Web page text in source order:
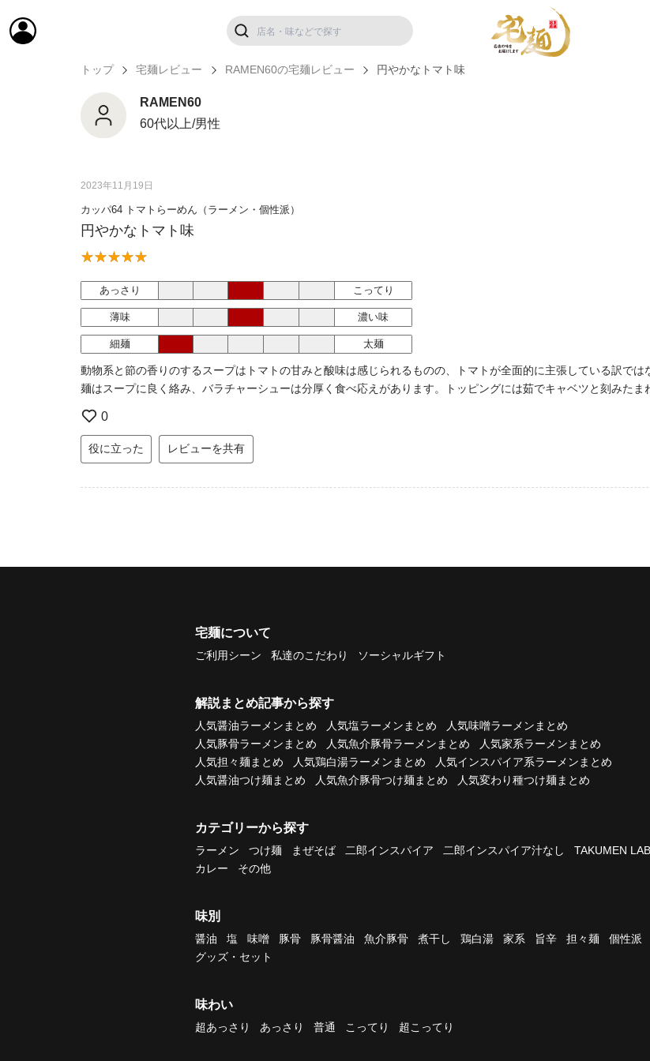
トップ 宅麺レビュー RAMEN60の宅麺レビュー 円やかなトマト味
RAMEN60
60代以上/男性
2023年11月19日
カッパ64 トマトらーめん（ラーメン・個性派）
円やかなトマト味
あっさり こってり
薄味 濃い味
細麺 太麺
動物系と節の香りのするスープはトマトの甘みと酸味は感じられるものの、トマトが全面的に主張している訳で
麺はスープに良く絡み、バラチャーシューは分厚く食べ応えがあります。トッピングには茹でキャベツと刻みたま
0
役に立った レビューを共有
宅麺について
ご利用シーン 私達のこだわり ソーシャルギフト
解説まとめ記事から探す
人気醤油ラーメンまとめ 人気塩ラーメンまとめ
人気味噌ラーメンまとめ
人気豚骨ラーメンまとめ
人気魚介豚骨ラーメンまとめ
人気家系ラーメンまとめ
人気担々麺まとめ
人気鶏白湯ラーメンまとめ
人気インスパイア系ラーメンまとめ
人気醤油つけ麺まとめ
人気魚介豚骨つけ麺まとめ 人気変わり種つけ麺まとめ
カテゴリーから探す
ラーメン つけ麺 まぜそば 二郎インスパイア 二郎インスパイア汁なし
TAKUMEN
カレー
その他
味別
醤油 塩 味噌 豚骨 豚骨醤油 魚介豚骨 煮干し 鶏白湯 家系 旨辛 担々麺
個性派
グッズ・セット
味わい
超あっさり あっさり 普通 こってり 超こってり